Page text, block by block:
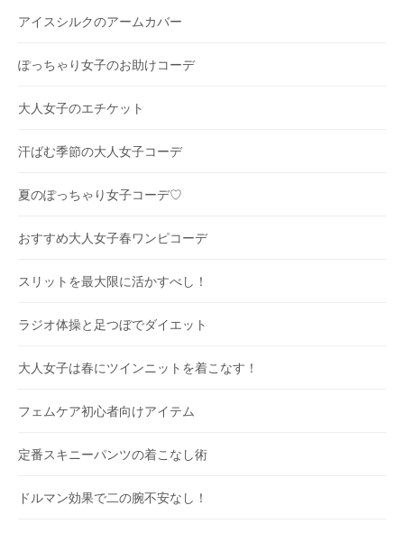
アイスシルクのアームカバー
ぽっちゃり女子のお助けコーデ
大人女子のエチケット
汗ばむ季節の大人女子コーデ
夏のぽっちゃり女子コーデ♡
おすすめ大人女子春ワンピコーデ
スリットを最大限に活かすべし！
ラジオ体操と足つぼでダイエット
大人女子は春にツインニットを着こなす！
フェムケア初心者向けアイテム
定番スキニーパンツの着こなし術
ドルマン効果で二の腕不安なし！